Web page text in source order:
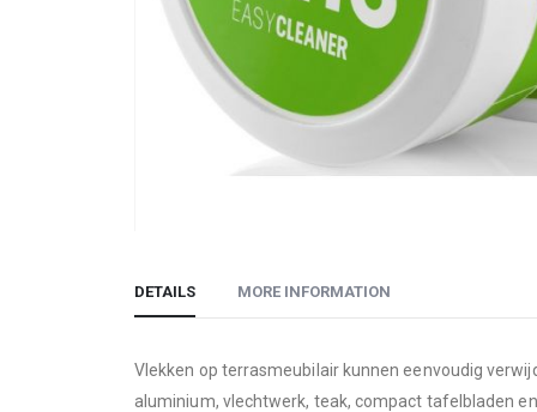
the
of
DETAILS
Vlekken op terrasmeubilair kunnen eenvoudig
aluminium, vlechtwerk, teak, compact tafelbladen
MORE INFORMATION